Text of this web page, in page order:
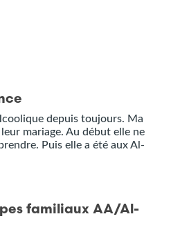
depuis toujours. Ma
leur mariage. Au début elle ne
Puis elle a été aux Al-
familiaux AA/Al-